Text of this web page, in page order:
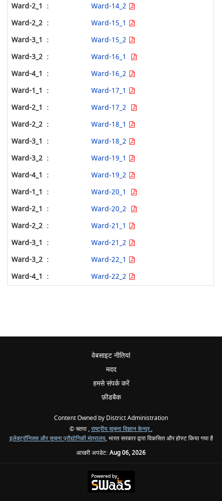
Ward-14_2
Ward-15_1
Ward-15_2
Ward-16_1
Ward-16_2
Ward-17_1
Ward-17_2
Ward-18_1
Ward-18_2
Ward-19_1
Ward-19_2
Ward-20_1
Ward-20_2
Ward-21_1
Ward-21_2
Ward-22_1
Ward-22_2
वेबसाइट नीतियां
मदद
हमसे संपर्क करें
फ़ीडबैक
Content Owned by District Administration
© चतरा , राष्ट्रीय सूचना विज्ञान केन्द्र,
इलेक्ट्रॉनिक्स और सूचना प्रौद्योगिकी मंत्रालय, भारत सरकार द्वारा विकसित और होस्ट किया गया है
आखरी अपडेट: Aug 06, 2026